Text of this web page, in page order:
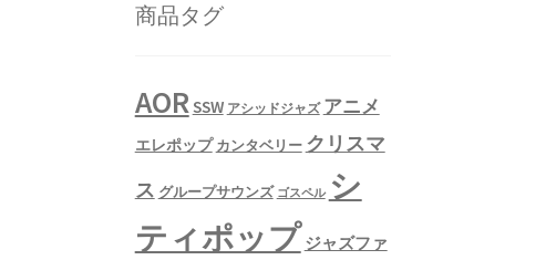
商品タグ
AORSSW アシッドジャズ アニメ
エレポップ カンタベリー クリスマ
ス グループサウンズ ゴスペル シ
ティポップ ジャズファ